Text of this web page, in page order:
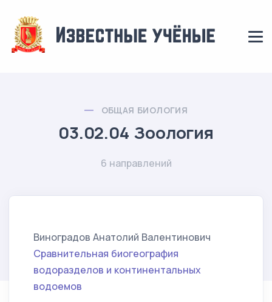
ОБЩАЯ БИОЛОГИЯ
03.02.04 Зоология
6 направлений
Виноградов Анатолий Валентинович
Сравнительная биогеография
водоразделов и континентальных
водоемов